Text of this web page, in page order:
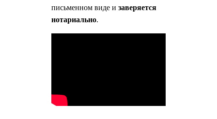
письменном виде и заверяется
нотариально.